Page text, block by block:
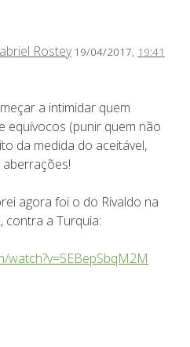
Rostey 19/04/2017, 19:41
a intimidar quem
equívocos (punir quem não
da medida do aceitável,
agora foi o do Rivaldo na
contra a Turquia:
watch?v=5EBepSbqM2M